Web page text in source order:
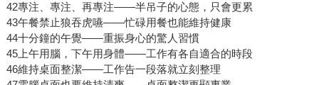
42專注、專注、再專注——半吊子的心態，只會更累
43午餐禁止狼吞虎嚥——忙碌用餐也能維持健康
44十分鐘的午覺——重振身心的驚人習慣
45上午用腦，下午用身體——工作有各自適合的時段
46維持桌面整潔——工作告一段落就立刻整理